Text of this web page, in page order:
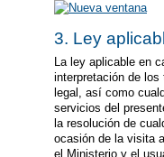
3. Ley
La ley aplicable en
interpretación de
legal, así como
servicios del
la resolución de
ocasión de la visita
el Ministerio y el